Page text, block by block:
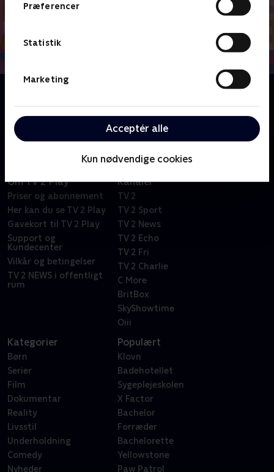
Præferencer
Statistik
Marketing
Acceptér alle
Kun nødvendige cookies
forældres hotel.
Om TV 2 Play
Priser og abonnement
Her kan du se TV 2 Play
Gavekort til TV 2 Play
Support og
Kundecenter
Vilkår og betingelser
TV 2 NEWS i offentligt
rum
Kanaler
TV 2
TV 2 Sport
TV 2 News
TV 2 Echo
TV 2 Fri
TV 2 Charlie
C More
BritBox
SkyShowtime
Oiii
Kategorier
Børn
Serier
Film
Dokumentar
Reality
Livsstil
Underholdning
Comedy
Nyheder
Populært
Klovn
Badehotellet
Sygeplejeskolen
X Factor
Bachelor
Forræder
Bachelorette
Yellowstone
Paw Patrol